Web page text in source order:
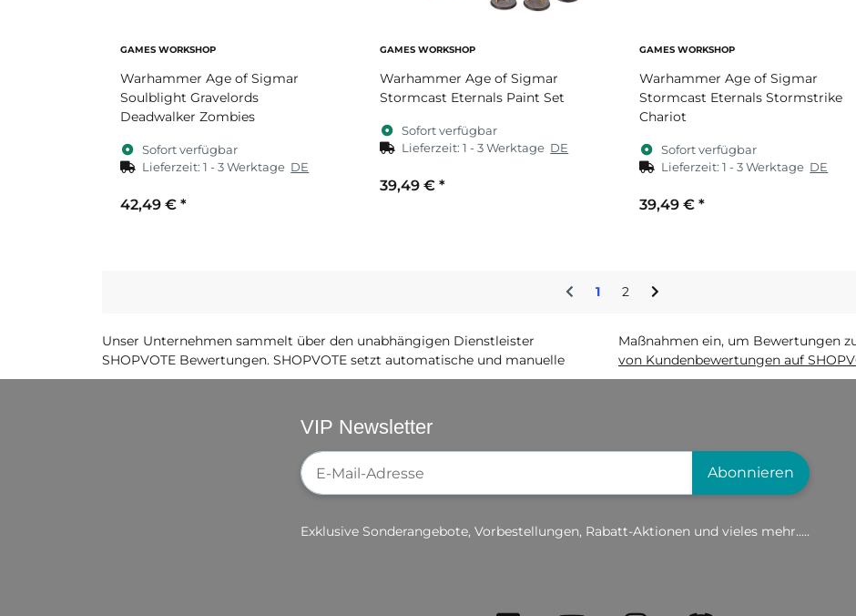
GAMES WORKSHOP
Warhammer Age of Sigmar
Soulblight Gravelords
Deadwalker Zombies
Sofort verfügbar
Lieferzeit:1 - 3 Werktage DE
42,49 € *
GAMES WORKSHOP
Warhammer Age of Sigmar
Stormcast Eternals Paint Set
Sofort verfügbar
Lieferzeit:1 - 3 Werktage DE
39,49 € *
GAMES WORKSHOP
Warhammer Age of Sigmar
Stormcast Eternals Stormstrike
Chariot
Sofort verfügbar
Lieferzeit:1 - 3 Werktage DE
39,49 € *
1 2
Unser Unternehmen sammelt über den unabhängigen Dienstleister
SHOPVOTE Bewertungen. SHOPVOTE setzt automatische und manuelle
Maßnahmen ein, um Bewertungen
von Kundenbewertungen auf
VIP Newsletter
Newsletter-Registrierung
Abonnieren
Exklusive Sonderangebote, Vorbestellungen, Rabatt-Aktionen und vieles mehr.....